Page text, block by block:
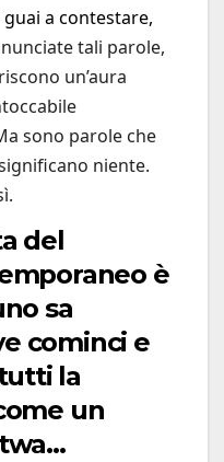
a contestare,
tali parole,
un’aura
sono parole che
niente.
del
è
sa
cominci e
la
un